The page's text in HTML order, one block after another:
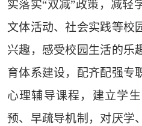
实落实“双减”政策，减轻
文体活动、社会实践等校
兴趣，感受校园生活的乐
育体系建设，配齐配强专
心理辅导课程，建立学
预、早疏导机制，对厌学